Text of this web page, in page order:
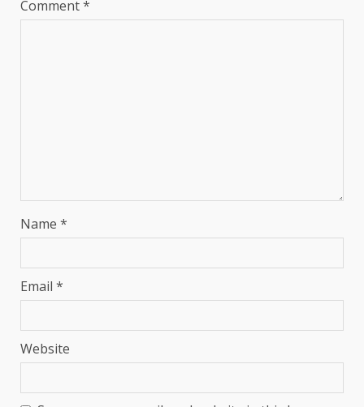
Comment*
Name *
Email *
Website